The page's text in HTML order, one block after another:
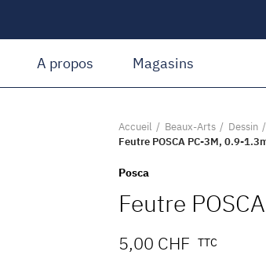
A propos Magasins
Accueil Beaux-Arts Dessin
Feutre POSCA PC-3M, 0.9-
Posca
Feutre
5,00 CHF TTC